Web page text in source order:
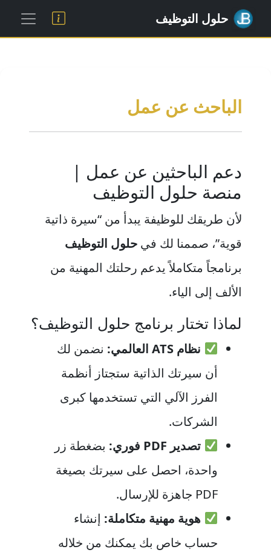
حلول التوظيف
الباحث عن عمل
دعم الباحثين عن عمل |
منصة حلول التوظيف
لأن طريقك للوظيفة يبدأ من “سيرة ذاتية
قوية”، صممنا لك في حلول التوظيف
برنامجاً متكاملاً يدعم رحلتك المهنية من
الألف إلى الياء.
لماذا تختار برنامج حلول التوظيف؟
نظام ATS العالمي:
نضمن لك
أن سيرتك الذاتية ستجتاز أنظمة
الفرز الآلي التي تستخدمها كبرى
الشركات.
تصدير PDF فوري:
بضغطة زر
واحدة، احصل على سيرتك بصيغة
PDF جاهزة للإرسال.
هوية مهنية متكاملة: إنشاء
حساب خاص بك يمكنك من خلاله